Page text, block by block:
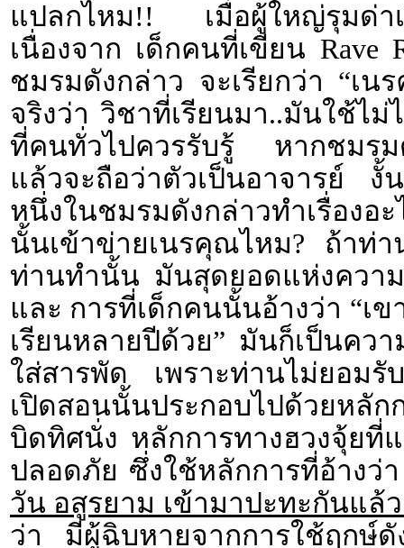
แปลกไหม!! เมื่อผู้ใหญ่รุมด่า
เนื่องจาก เด็กคนที่เขียน
ชมรมดังกล่าว จะเรียกว่า “เ
จริงว่า วิชาที่เรียนมา..มันใช้ไ
ที่คนทั่วไปควรรับรู้ หากชมรม
แล้วจะถือว่าตัวเป็นอาจารย์
หนึ่งในชมรมดังกล่าวทำเรื่องอ
นั้นเข้าข่ายเนรคุณไหม? ถ้าท่
ท่านทำนั้น มันสุดยอดแห่งควา
และ การที่เด็กคนนั้นอ้างว่า “เ
เรียนหลายปีด้วย” มันก็เป็นค
ใส่สารพัด เพราะท่านไม่ยอม
เปิดสอนนั้นประกอบไปด้วยหลั
บิดทิศนั่ง หลักการทางฮวงจุ้ย
ปลอดภัย ซึ่งใช้หลักการที่อ้างว่
วัน อสูรยาม เข้ามาปะทะกันแล้
ว่า มีผู้ฉิบหายจากการใช้ฤกษ์